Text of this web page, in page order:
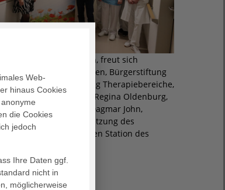
Geschäftsführerin, freut sich
mit Bernward Altmeppen, Bürgerstiftung
Sascha Wilcke, Leitung Therapiebereiche,
Demenzbeauftragte, Regina Oldenburg,
Geriatrie, und Dr. Dagmar John,
über die Umsetzung des
auf der geriatrischen Station des
Klinikums.
Web-
hinaus Cookies
die Cookies
jedoch
Ihre Daten ggf.
nicht in
möglicherweise